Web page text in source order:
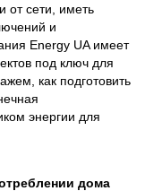
от сети, иметь
и
Energy UA имеет
под ключ для
как подготовить
энергии для
дома